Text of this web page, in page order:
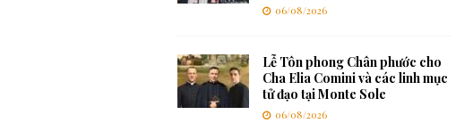
06/08/2026
Lễ Tôn phong Chân phước cho
Cha Elia Comini và các linh mục
tử đạo tại Monte Sole
06/08/2026